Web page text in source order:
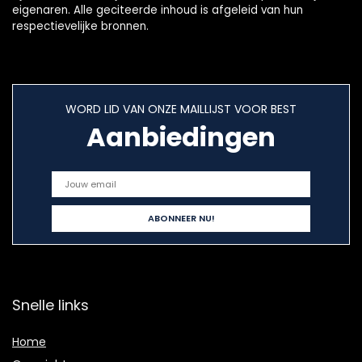
eigenaren. Alle geciteerde inhoud is afgeleid van hun
respectievelijke bronnen.
WORD LID VAN ONZE MAILLIJST VOOR BEST
Aanbiedingen
Snelle links
Home